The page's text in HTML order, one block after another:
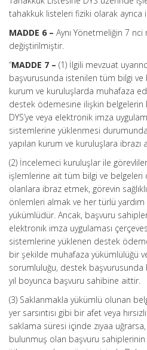
tahakkuk listeleri fiziki olarak ayrıca
MADDE 6 – Aynı Yönetmeliğin 7
değiştirilmiştir.
“MADDE 7 – (1) İlgili mevzuat
başvurusunda istenilen tüm bilgi ve
kurum ve kuruluşlarda muhafaza
destek ödemesine ilişkin belgelerin
DYS’ye veya elektronik imza
sistemlerine yüklenmesi
yapılan kurum ve kuruluşlara ibrazı
(2) İncelemeci kuruluşlar ile
işlemlerine ait tüm bilgi ve
olanlara ibraz etmek, görevin
önlemleri almak ve her türlü yardım
yükümlüdür. Ancak, başvuru
elektronik imza uygulaması
sistemlerine yüklenen destek
bir şekilde muhafaza yükümlülüğü
sorumluluğu, destek
yıl boyunca başvuru sahibine aittir.
(3) Saklanmakla yükümlü olunan
yer sarsıntısı gibi bir afet veya
saklama süresi içinde zıyaa
bulunmuş olan başvuru sahiplerinin